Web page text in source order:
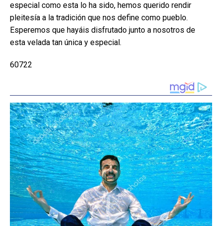
especial como esta lo ha sido, hemos querido rendir
pleitesía a la tradición que nos define como pueblo.
Esperemos que hayáis disfrutado junto a nosotros de
esta velada tan única y especial.
60722